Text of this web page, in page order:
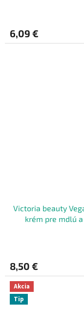
6,09 €
Victoria beauty
krém pre mdlú
8,50 €
Akcia
Tip